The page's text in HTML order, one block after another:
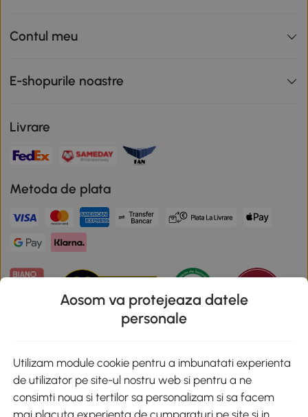
Contul meu
E-shopurile noastre
Livrare
Metoda de plata
Descarca aplicatia Aosom
Google Play
Aosom va protejeaza datele
personale
Utilizam module cookie pentru a imbunatati experienta
de utilizator pe site-ul nostru web si pentru a ne
consimti noua si tertilor sa personalizam si sa facem